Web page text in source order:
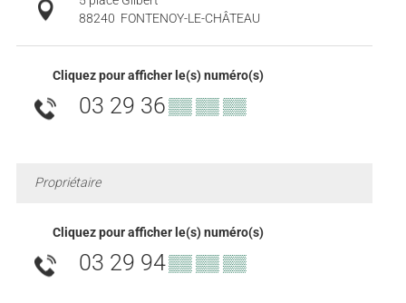
88240 FONTENOY-LE-CHÂTEAU
Cliquez pour afficher le(s) numéro(s)
03 29 36▒▒ ▒▒ ▒▒
Propriétaire
Cliquez pour afficher le(s) numéro(s)
03 29 94▒▒ ▒▒ ▒▒